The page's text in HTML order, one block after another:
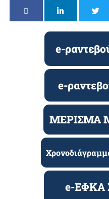
e-
e-
ΜΕΡΙΣΜΑ
e-ΕΦΚΑ